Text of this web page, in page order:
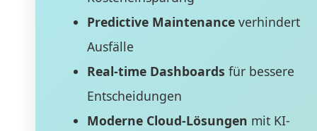
Predictive Maintenanceverhindert
Ausfälle
Real-time Dashboards für bessere
Entscheidungen
Moderne Cloud-Lösungen mit KI-